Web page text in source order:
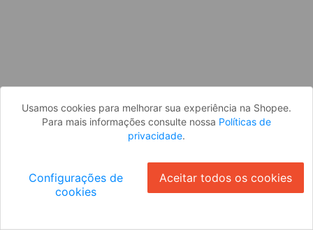
Usamos cookies para melhorar sua experiência na Shopee.
Para mais informações consulte nossa Políticas de
privacidade.
Configurações de
cookies
Aceitar todos os cookies